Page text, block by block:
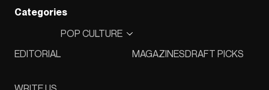
Categories
EDITORIAL
POP CULTURE
MAGAZINESDRAFT PICKS